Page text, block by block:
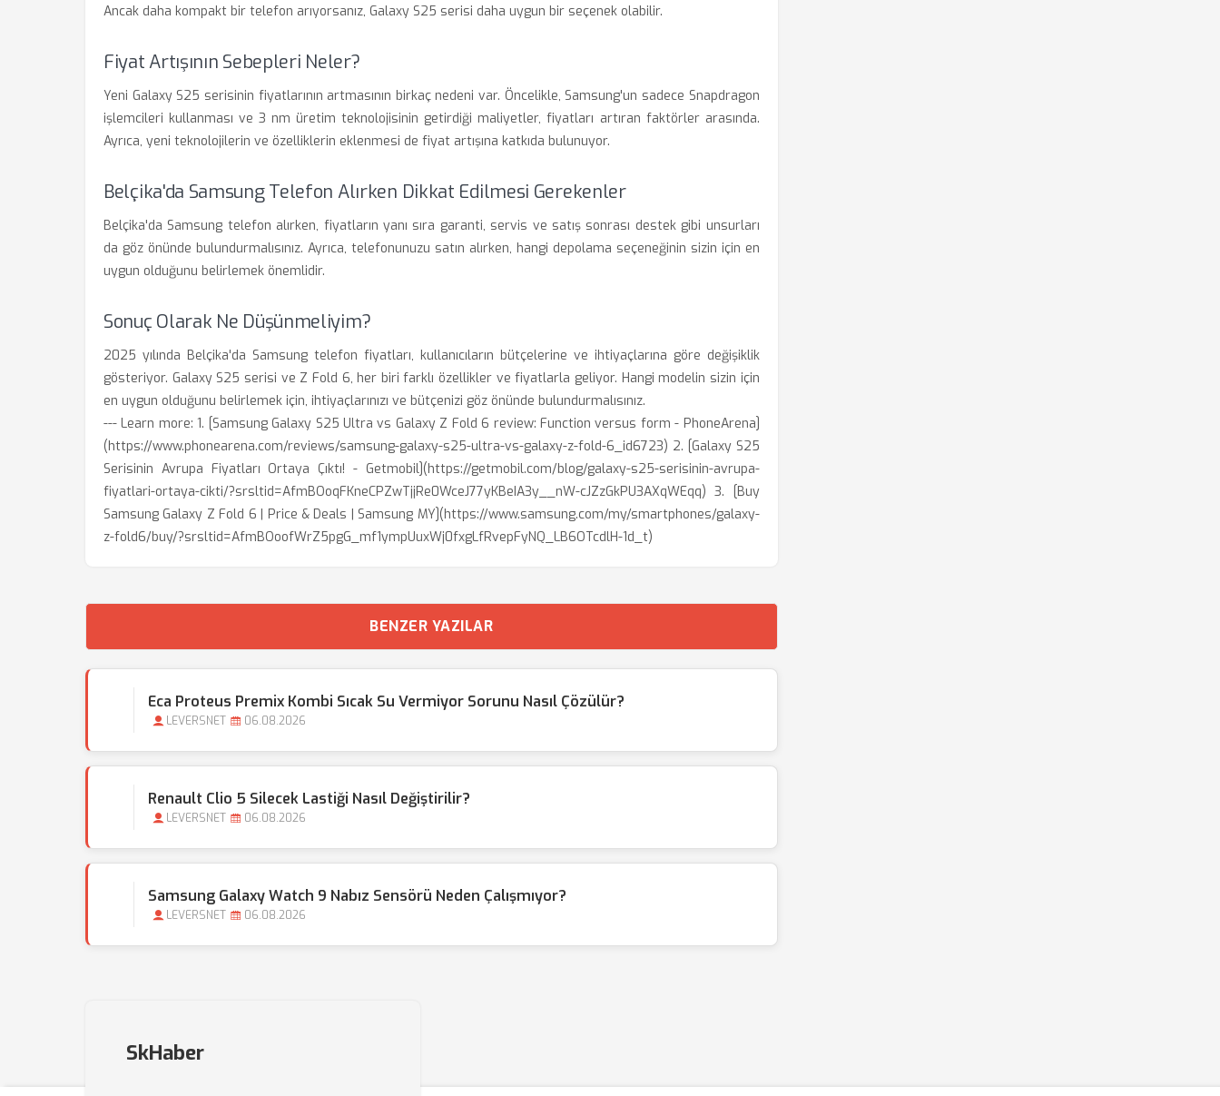
Ancak daha kompakt bir telefon arıyorsanız, Galaxy S25 serisi daha uygun bir seçenek olabilir.
Fiyat Artışının Sebepleri Neler?
Yeni Galaxy S25 serisinin fiyatlarının artmasının birkaç nedeni var. Öncelikle, Samsung'un sadece Snapdragon
işlemcileri kullanması ve 3 nm üretim teknolojisinin getirdiği maliyetler, fiyatları artıran faktörler arasında.
Ayrıca, yeni teknolojilerin ve özelliklerin eklenmesi de fiyat artışına katkıda bulunuyor.
Belçika'da Samsung Telefon Alırken Dikkat Edilmesi Gerekenler
Belçika'da Samsung telefon alırken, fiyatların yanı sıra garanti, servis ve satış sonrası destek gibi unsurları
da göz önünde bulundurmalısınız. Ayrıca, telefonunuzu satın alırken, hangi depolama seçeneğinin sizin için en
uygun olduğunu belirlemek önemlidir.
Sonuç Olarak Ne Düşünmeliyim?
2025 yılında Belçika'da Samsung telefon fiyatları, kullanıcıların bütçelerine ve ihtiyaçlarına göre değişiklik
gösteriyor. Galaxy S25 serisi ve Z Fold 6, her biri farklı özellikler ve fiyatlarla geliyor. Hangi modelin sizin için
en uygun olduğunu belirlemek için, ihtiyaçlarınızı ve bütçenizi göz önünde bulundurmalısınız.
--- Learn more: 1. [Samsung Galaxy S25 Ultra vs Galaxy Z Fold 6 review: Function versus form - PhoneArena]
(https://www.phonearena.com/reviews/samsung-galaxy-s25-ultra-vs-galaxy-z-fold-6_id6723) 2. [Galaxy S25
Serisinin Avrupa Fiyatları Ortaya Çıktı! - Getmobil](https://getmobil.com/blog/galaxy-s25-serisinin-avrupa-
fiyatlari-ortaya-cikti/?srsltid=AfmBOoqFKneCPZwTjjRe0WceJ77yKBeIA3y__nW-cJZzGkPU3AXqWEqq) 3. [Buy
Samsung Galaxy Z Fold 6 | Price & Deals | Samsung MY](https://www.samsung.com/my/smartphones/galaxy-
z-fold6/buy/?srsltid=AfmBOoofWrZ5pgG_mf1ympUuxWj0fxgLfRvepFyNQ_LB6OTcdlH-1d_t)
BENZER YAZILAR
Eca Proteus Premix Kombi Sıcak Su Vermiyor Sorunu Nasıl Çözülür?
LEVERSNET 06.08.2026
Renault Clio 5 Silecek Lastiği Nasıl Değiştirilir?
LEVERSNET 06.08.2026
Samsung Galaxy Watch 9 Nabız Sensörü Neden Çalışmıyor?
LEVERSNET 06.08.2026
SkHaber